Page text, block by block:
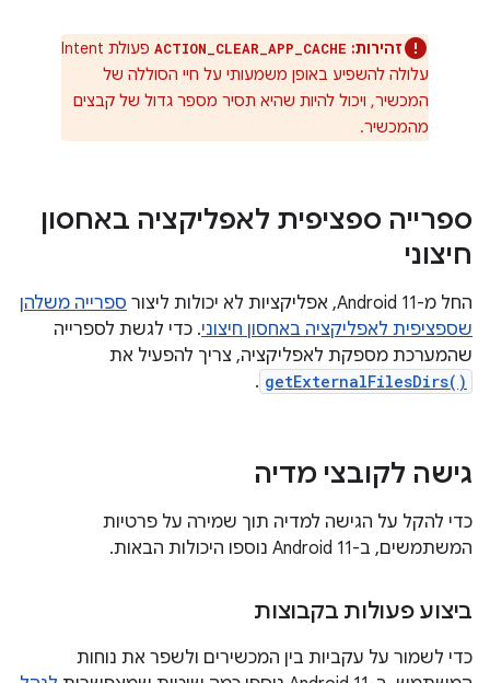
זהירות: ACTION_CLEAR_APP_CACHE
פעולת Intent
עלולה להשפיע באופן משמעותי על חיי הסוללה של
המכשיר, ויכול להיות שהיא תסיר מספר גדול של קבצים
מהמכשיר.
ספרייה ספציפית לאפליקציה באחסון
חיצוני
החל מ-Android 11, אפליקציות לא יכולות ליצור
ספרייה משלהן
שספציפית לאפליקציה באחסון חיצוני. כדי לגשת לספרייה
שהמערכת מספקת לאפליקציה, צריך להפעיל את
getExternalFilesDirs()
.
גישה לקובצי מדיה
כדי להקל על הגישה למדיה תוך שמירה על פרטיות
המשתמשים, ב-Android 11 נוספו היכולות הבאות.
ביצוע פעולות בקבוצות
כדי לשמור על עקביות בין המכשירים ולשפר את נוחות